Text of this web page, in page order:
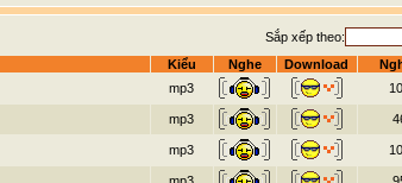
Sắp xếp theo:
Kiểu Nghe Download
mp3
mp3
mp3